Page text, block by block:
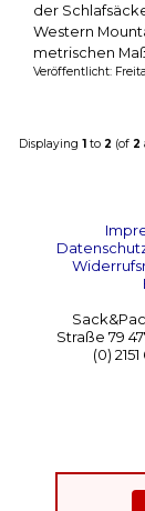
der
Western
metrischen
Veröffentlicht:
Displaying 1 to 2 (of 2
Straße 79
(0)